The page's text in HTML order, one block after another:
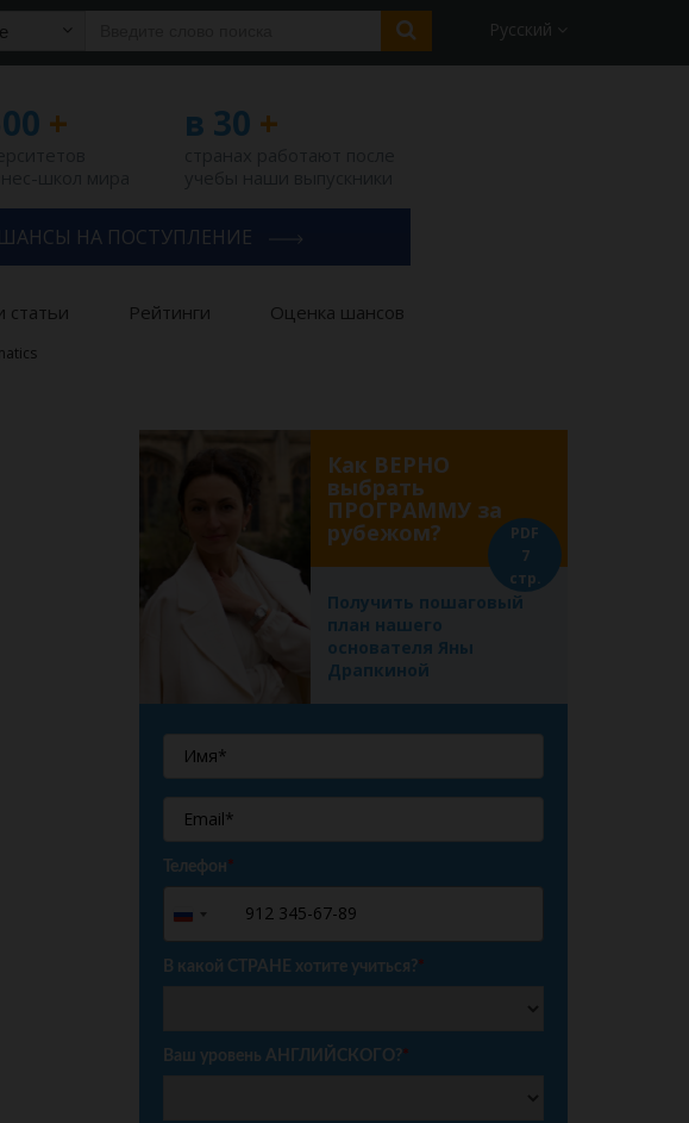
Русский
+ в 30 +
НА ПОСТУПЛЕНИЕ
статьи Рейтинги Оценка шансов
Как ВЕРНО
выбрать
ПРОГРАММУ за
рубежом?
Получить пошаговый
план нашего
основателя Яны
Драпкиной
PDF
7
стр.
Телефон*
Russia
+7
В какой СТРАНЕ хотите учиться?*
Ваш уровень АНГЛИЙСКОГО?*